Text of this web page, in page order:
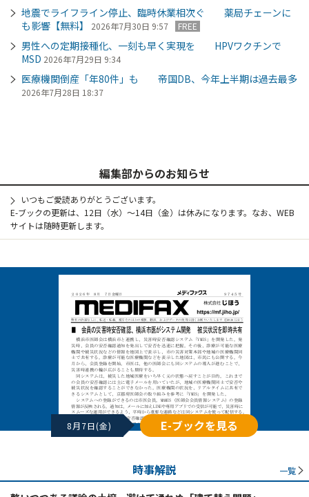
地震でライフライン停止、臨時休業相次ぐ 薬局チェーンに
も影響【無料】
2026年7月30日 9:57 FREE
男性への定期接種化、一刻も早く実現を HPVワクチンで
MSD 2026年7月29日 9:34
医療機関倒産「年80件」も 帝国DB、今年上半期は過去最多
2026年7月28日 18:37
編集部からのお知らせ
いつもご愛読ありがとうございます。
E-ブックの更新は、12日（水）～14日（金）は休みになります。なお、WEB
サイトは随時更新します。
8月7日(金) E-ブックを見る
時事解説 一覧